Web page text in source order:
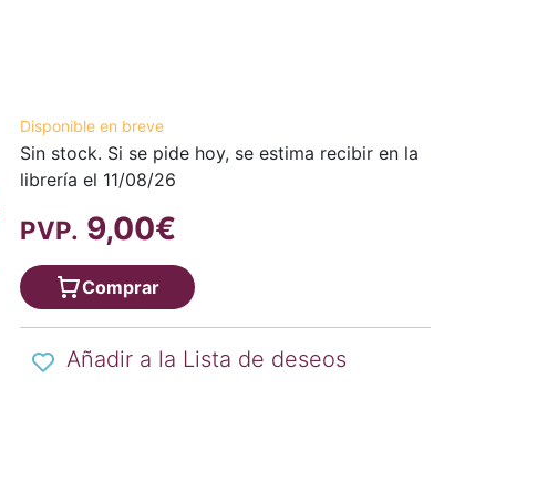
Disponible en breve
Sin stock. Si se pide hoy, se estima recibir en la
librería el 11/08/26
PVP. 9,00€
Comprar
Añadir a la Lista de deseos